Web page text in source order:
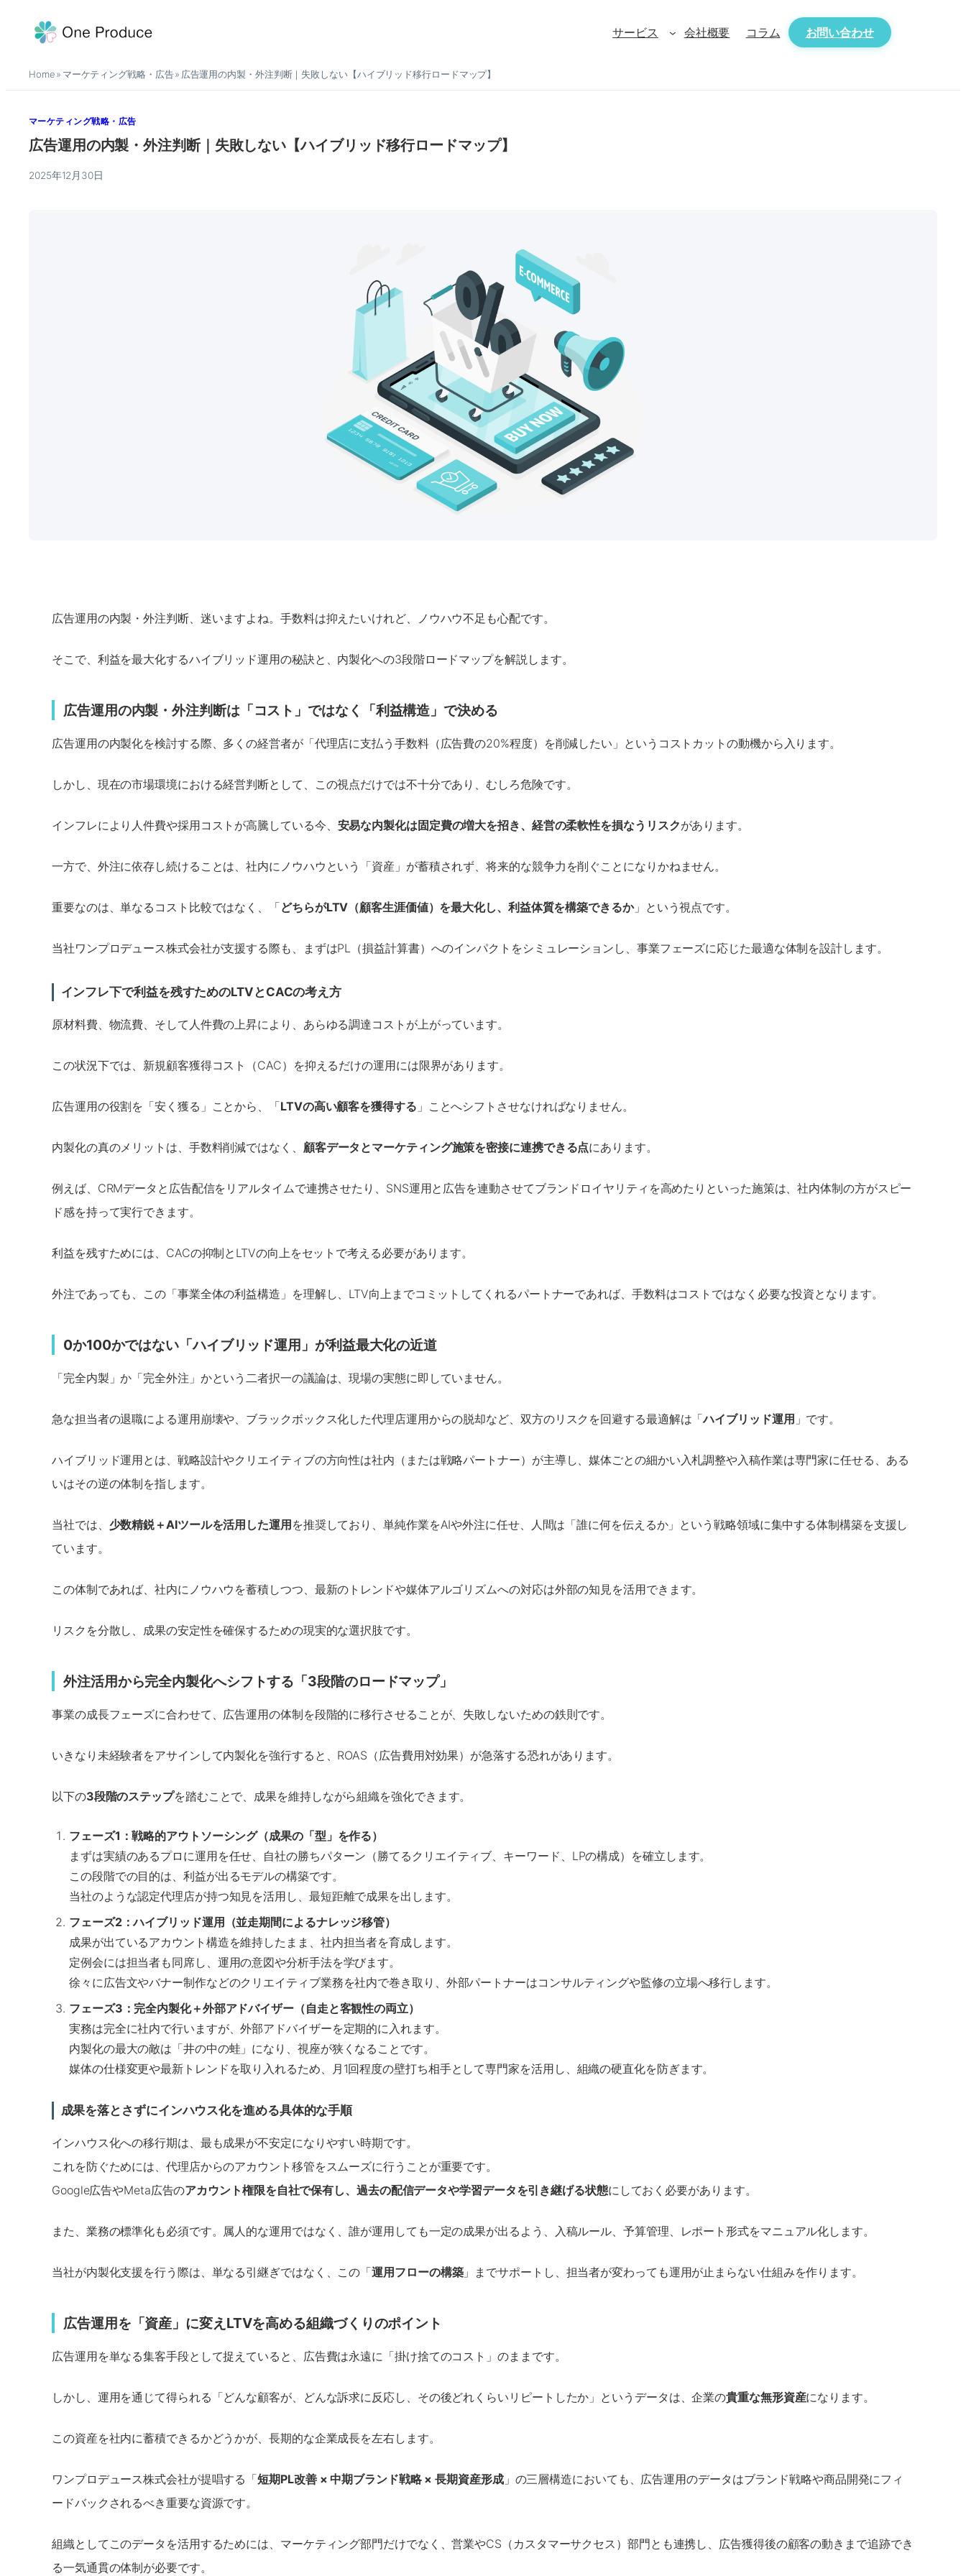
サービス 会社概要 コラム お問い合わせ
Home » マーケティング戦略・広告» 広告運用の内製・外注判断｜失敗しない【ハイブリッド移行ロードマップ】
マーケティング戦略・広告
広告運用の内製・外注判断｜失敗しない【ハイブリッド移行ロードマップ】
2025年12月30日
広告運用の内製・外注判断、迷いますよね。手数料は抑えたいけれど、ノウハウ不足も心配です。
そこで、利益を最大化するハイブリッド運用の秘訣と、内製化への3段階ロードマップを解説します。
広告運用の内製・外注判断は「コスト」ではなく「利益構造」で決める
広告運用の内製化を検討する際、多くの経営者が「代理店に支払う手数料（広告費の20%程度）を削減したい」というコストカットの動機から入ります。
しかし、現在の市場環境における経営判断として、この視点だけでは不十分であり、むしろ危険です。
インフレにより人件費や採用コストが高騰している今、 安易な内製化は固定費の増大を招き、経営の柔軟性を損なうリスクがあります。
一方で、外注に依存し続けることは、社内にノウハウという「資産」が蓄積されず、将来的な競争力を削ぐことになりかねません。
重要なのは、単なるコスト比較ではなく、「どちらがLTV（顧客生涯価値）を最大化し、利益体質を構築できるか」という視点です。
当社ワンプロデュース株式会社が支援する際も、まずはPL（損益計算書）へのインパクトをシミュレーションし、事業フェーズに応じた最適な体制を設計します。
インフレ下で利益を残すためのLTVとCACの考え方
原材料費、物流費、そして人件費の上昇により、あらゆる調達コストが上がっています。
この状況下では、新規顧客獲得コスト（CAC）を抑えるだけの運用には限界があります。
広告運用の役割を「安く獲る」ことから、「LTVの高い顧客を獲得する 」ことへシフトさせなければなりません。
内製化の真のメリットは、手数料削減ではなく、 顧客データとマーケティング施策を密接に連携できる点にあります。
例えば、CRMデータと広告配信をリアルタイムで連携させたり、SNS運用と広告を連動させてブランドロイヤリティを高めたりといった施策は、社内体制の方がスピー
ド感を持って実行できます。
利益を残すためには、CACの抑制とLTVの向上をセットで考える必要があります。
外注であっても、この「事業全体の利益構造」を理解し、LTV向上までコミットしてくれるパートナーであれば、手数料はコストではなく必要な投資となります。
0か100かではない「ハイブリッド運用」が利益最大化の近道
「完全内製」か「完全外注」かという二者択一の議論は、現場の実態に即していません。
急な担当者の退職による運用崩壊や、ブラックボックス化した代理店運用からの脱却など、双方のリスクを回避する最適解は「ハイブリッド運用 」です。
ハイブリッド運用とは、戦略設計やクリエイティブの方向性は社内（または戦略パートナー）が主導し、媒体ごとの細かい入札調整や入稿作業は専門家に任せる、ある
いはその逆の体制を指します。
当社では、 少数精鋭＋AIツールを活用した運用 を推奨しており、単純作業をAIや外注に任せ、人間は「誰に何を伝えるか」という戦略領域に集中する体制構築を支援し
ています。
この体制であれば、社内にノウハウを蓄積しつつ、最新のトレンドや媒体アルゴリズムへの対応は外部の知見を活用できます。
リスクを分散し、成果の安定性を確保するための現実的な選択肢です。
外注活用から完全内製化へシフトする「3段階のロードマップ」
事業の成長フェーズに合わせて、広告運用の体制を段階的に移行させることが、失敗しないための鉄則です。
いきなり未経験者をアサインして内製化を強行すると、ROAS（広告費用対効果）が急落する恐れがあります。
以下の3段階のステップを踏むことで、成果を維持しながら組織を強化できます。
フェーズ1：戦略的アウトソーシング（成果の「型」を作る）
まずは実績のあるプロに運用を任せ、自社の勝ちパターン（勝てるクリエイティブ、キーワード、LPの構成）を確立します。
この段階での目的は、利益が出るモデルの構築です。
当社のような認定代理店が持つ知見を活用し、最短距離で成果を出します。
フェーズ2：ハイブリッド運用（並走期間によるナレッジ移管）
成果が出ているアカウント構造を維持したまま、社内担当者を育成します。
定例会には担当者も同席し、運用の意図や分析手法を学びます。
徐々に広告文やバナー制作などのクリエイティブ業務を社内で巻き取り、外部パートナーはコンサルティングや監修の立場へ移行します。
フェーズ3：完全内製化＋外部アドバイザー（自走と客観性の両立）
実務は完全に社内で行いますが、外部アドバイザーを定期的に入れます。
内製化の最大の敵は「井の中の蛙」になり、視座が狭くなることです。
媒体の仕様変更や最新トレンドを取り入れるため、月1回程度の壁打ち相手として専門家を活用し、組織の硬直化を防ぎます。
成果を落とさずにインハウス化を進める具体的な手順
インハウス化への移行期は、最も成果が不安定になりやすい時期です。
これを防ぐためには、代理店からのアカウント移管をスムーズに行うことが重要です。
Google広告やMeta広告のアカウント権限を自社で保有し、過去の配信データや学習データを引き継げる状態にしておく必要があります。
また、業務の標準化も必須です。属人的な運用ではなく、誰が運用しても一定の成果が出るよう、入稿ルール、予算管理、レポート形式をマニュアル化します。
当社が内製化支援を行う際は、単なる引継ぎではなく、この「運用フローの構築」までサポートし、担当者が変わっても運用が止まらない仕組みを作ります。
広告運用を「資産」に変えLTVを高める組織づくりのポイント
広告運用を単なる集客手段として捉えていると、広告費は永遠に「掛け捨てのコスト」のままです。
しかし、運用を通じて得られる「どんな顧客が、どんな訴求に反応し、その後どれくらいリピートしたか」というデータは、企業の貴重な無形資産になります。
この資産を社内に蓄積できるかどうかが、長期的な企業成長を左右します。
ワンプロデュース株式会社が提唱する「短期PL改善 × 中期ブランド戦略 × 長期資産形成」の三層構造においても、広告運用のデータはブランド戦略や商品開発にフィ
ードバックされるべき重要な資源です。
組織としてこのデータを活用するためには、マーケティング部門だけでなく、営業やCS（カスタマーサクセス）部門とも連携し、広告獲得後の顧客の動きまで追跡でき
る一気通貫の体制が必要です。